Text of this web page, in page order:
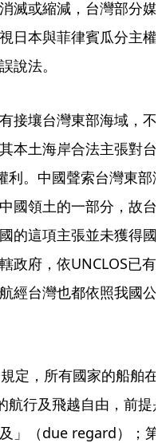
滅或縮減，台灣部分媒
日本與菲律賓瓜分主權
說法。
接壤台灣東部海域，不
本土海岸合法主張對台
利。中國聲索台灣東部
國領土的一部分，故台
的這項主張並未獲得國
政府，依UNCLOS已有
經台灣也都依照我國公
定，所有國家的船舶在
航行及飛越自由，前提
」（due regard）；第